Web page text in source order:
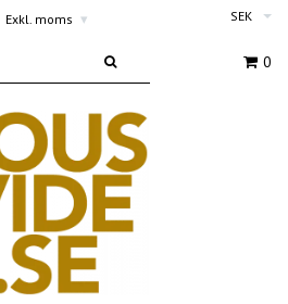
Exkl. moms ▾ SEK
0